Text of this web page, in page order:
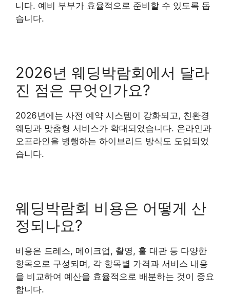
니다. 예비 부부가 효율적으로 준비할 수 있도록 돕
습니다.
2026년 웨딩박람회에서 달라
진 점은 무엇인가요?
2026년에는 사전 예약 시스템이 강화되고, 친환경
웨딩과 맞춤형 서비스가 확대되었습니다. 온라인과
오프라인을 병행하는 하이브리드 방식도 도입되었
습니다.
웨딩박람회 비용은 어떻게 산
정되나요?
비용은 드레스, 메이크업, 촬영, 홀 대관 등 다양한
항목으로 구성되며, 각 항목별 가격과 서비스 내용
을 비교하여 예산을 효율적으로 배분하는 것이 중요
합니다.